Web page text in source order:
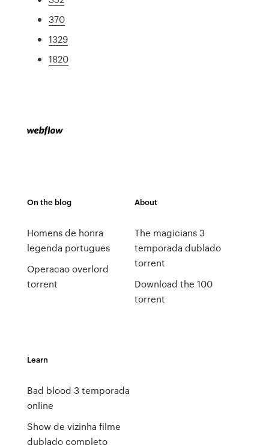
370
1329
1820
On the blog
Homens de honra
legenda portugues
Operacao overlord
torrent
About
The magicians 3
temporada dublado
torrent
Download the 100
torrent
Learn
Bad blood 3 temporada
online
Show de vizinha filme
dublado completo